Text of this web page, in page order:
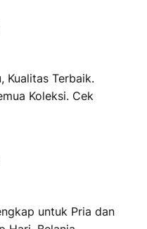
Kualitas Terbaik.
Koleksi. Cek
untuk Pria dan